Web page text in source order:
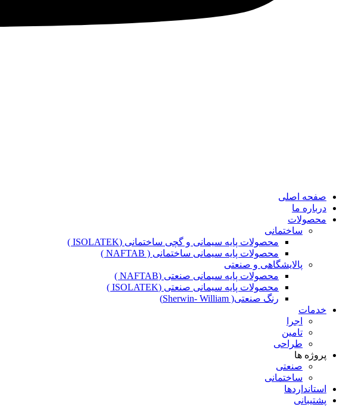
صفحه اصلی
درباره ما
محصولات
ساختمانی
محصولات پایه سیمانی و گچی ساختمانی (ISOLATEK )
محصولات پایه سیمانی ساختمانی ( NAFTAB )
پالایشگاهی و صنعتی
محصولات پایه سیمانی صنعتی (NAFTAB )
محصولات پایه سیمانی صنعتی (ISOLATEK )
رنگ صنعتی( Sherwin- William)
خدمات
اجرا
تامین
طراحی
پروژه ها
صنعتی
ساختمانی
استانداردها
پشتیبانی